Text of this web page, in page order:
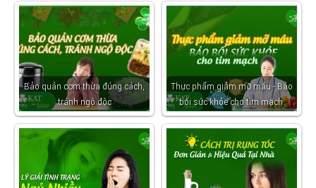
Bảo quản cơm thừa đúng cách,
tránh ngộ độc
Thực phẩm giảm mỡ máu - Bảo
bối sức khỏe cho tim mạch